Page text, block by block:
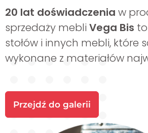
20 lat doświadczenia w
sprzedaży mebli Vega Bis
stołów i innych mebli, które
wykonane z materiałów
Przejdź do galerii